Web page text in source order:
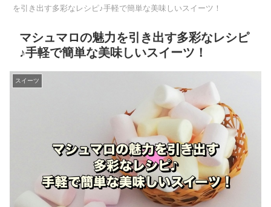
を引き出す多彩なレシピ♪手軽で簡単な美味しいスイーツ！
マシュマロの魅力を引き出す多彩なレシピ
♪手軽で簡単な美味しいスイーツ！
スイーツ